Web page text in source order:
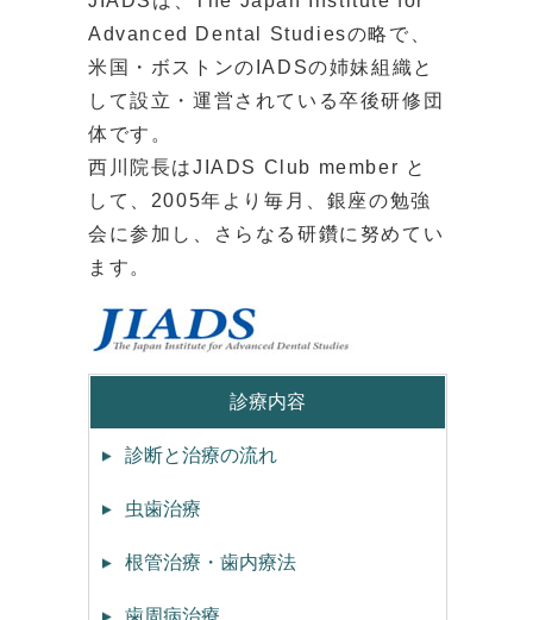
Advanced Dental Studiesの略で、
米国・ボストンのIADSの姉妹組織と
して設立・運営されている卒後研修団
体です。
西川院長はJIADS Club member と
して、2005年より毎月、銀座の勉強
会に参加し、さらなる研鑽に努めてい
ます。
診療内容
診断と治療の流れ
虫歯治療
根管治療・歯内療法
歯周病治療